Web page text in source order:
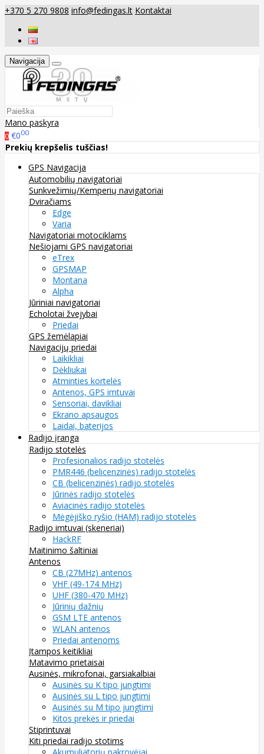
+370 5 270 9808 info@fedingas.lt Kontaktai
Navigacija
Mano paskyra
0 €000
Prekių krepšelis tuščias!
GPS Navigacija
Automobilių navigatoriai
Sunkvežimių/Kemperių navigatoriai
Dviračiams
Edge
Varia
Navigatoriai motociklams
Nešiojami GPS navigatoriai
eTrex
GPSMAP
Montana
Alpha
Jūriniai navigatoriai
Echolotai žvejybai
Priedai
GPS žemėlapiai
Navigacijų priedai
Laikikliai
Dėkliukai
Atminties kortelės
Antenos, GPS imtuvai
Sensoriai, davikliai
Ekrano apsaugos
Laidai, baterijos
Radijo įranga
Radijo stotelės
Profesionalios radijo stotelės
PMR446 (belicenzinės) radijo stotelės
CB (belicenzinės) radijo stotelės
Jūrinės radijo stotelės
Aviacinės radijo stotelės
Mėgėjiško ryšio (HAM) radijo stotelės
Radijo imtuvai (skeneriai)
HackRF
Maitinimo šaltiniai
Antenos
CB (27MHz) antenos
VHF (49-174 MHz)
UHF (380-470 MHz)
Jūrinių dažnių
GSM LTE antenos
WLAN antenos
Priedai antenoms
Įtampos keitikliai
Matavimo prietaisai
Ausinės, mikrofonai, garsiakalbiai
Ausinės su K tipo jungtimi
Ausinės su L tipo jungtimi
Ausinės su M tipo jungtimi
Kitos prekės ir priedai
Stiprintuvai
Kiti priedai radijo stotims
Akumuliatorių pakrovėjai